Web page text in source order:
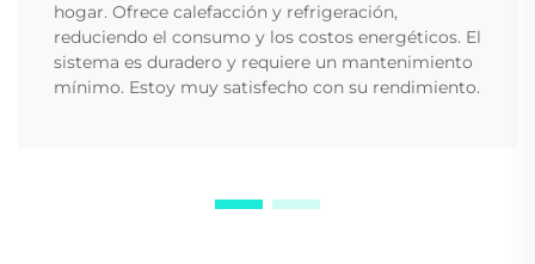
hogar. Ofrece calefacción y refrigeración,
reduciendo el consumo y los costos energéticos. El
sistema es duradero y requiere un mantenimiento
mínimo. Estoy muy satisfecho con su rendimiento.